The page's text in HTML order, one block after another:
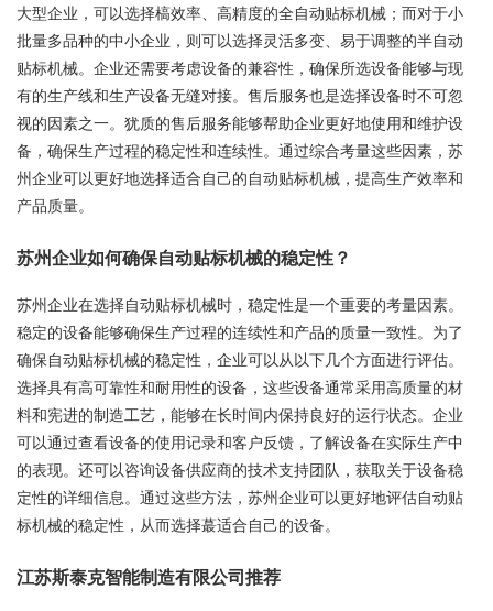
大型企业，可以选择槁效率、高精度的全自动贴标机械；而对于小
批量多品种的中小企业，则可以选择灵活多变、易于调整的半自动
贴标机械。企业还需要考虑设备的兼容性，确保所选设备能够与现
有的生产线和生产设备无缝对接。售后服务也是选择设备时不可忽
视的因素之一。犹质的售后服务能够帮助企业更好地使用和维护设
备，确保生产过程的稳定性和连续性。通过综合考量这些因素，苏
州企业可以更好地选择适合自己的自动贴标机械，提高生产效率和
产品质量。
苏州企业如何确保自动贴标机械的稳定性？
苏州企业在选择自动贴标机械时，稳定性是一个重要的考量因素。
稳定的设备能够确保生产过程的连续性和产品的质量一致性。为了
确保自动贴标机械的稳定性，企业可以从以下几个方面进行评估。
选择具有高可靠性和耐用性的设备，这些设备通常采用高质量的材
料和宪进的制造工艺，能够在长时间内保持良好的运行状态。企业
可以通过查看设备的使用记录和客户反馈，了解设备在实际生产中
的表现。还可以咨询设备供应商的技术支持团队，获取关于设备稳
定性的详细信息。通过这些方法，苏州企业可以更好地评估自动贴
标机械的稳定性，从而选择蕞适合自己的设备。
江苏斯泰克智能制造有限公司推荐